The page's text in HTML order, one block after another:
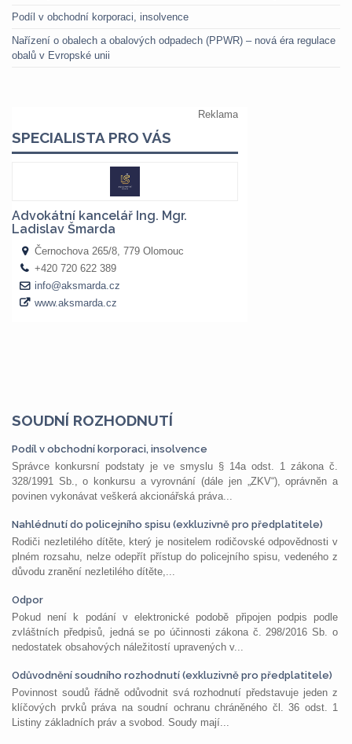
Podíl v obchodní korporaci, insolvence
Nařízení o obalech a obalových odpadech (PPWR) – nová éra regulace
obalů v Evropské unii
SOUDNÍ ROZHODNUTÍ
Podíl v obchodní korporaci, insolvence
Správce konkursní podstaty je ve smyslu § 14a odst. 1 zákona č.
328/1991 Sb., o konkursu a vyrovnání (dále jen „ZKV“), oprávněn a
povinen vykonávat veškerá akcionářská práva...
Nahlédnutí do policejního spisu (exkluzivně pro předplatitele)
Rodiči nezletilého dítěte, který je nositelem rodičovské odpovědnosti v
plném rozsahu, nelze odepřít přístup do policejního spisu, vedeného z
důvodu zranění nezletilého dítěte,...
Odpor
Pokud není k podání v elektronické podobě připojen podpis podle
zvláštních předpisů, jedná se po účinnosti zákona č. 298/2016 Sb. o
nedostatek obsahových náležitostí upravených v...
Odůvodnění soudního rozhodnutí (exkluzivně pro předplatitele)
Povinnost soudů řádně odůvodnit svá rozhodnutí představuje jeden z
klíčových prvků práva na soudní ochranu chráněného čl. 36 odst. 1
Listiny základních práv a svobod. Soudy mají...